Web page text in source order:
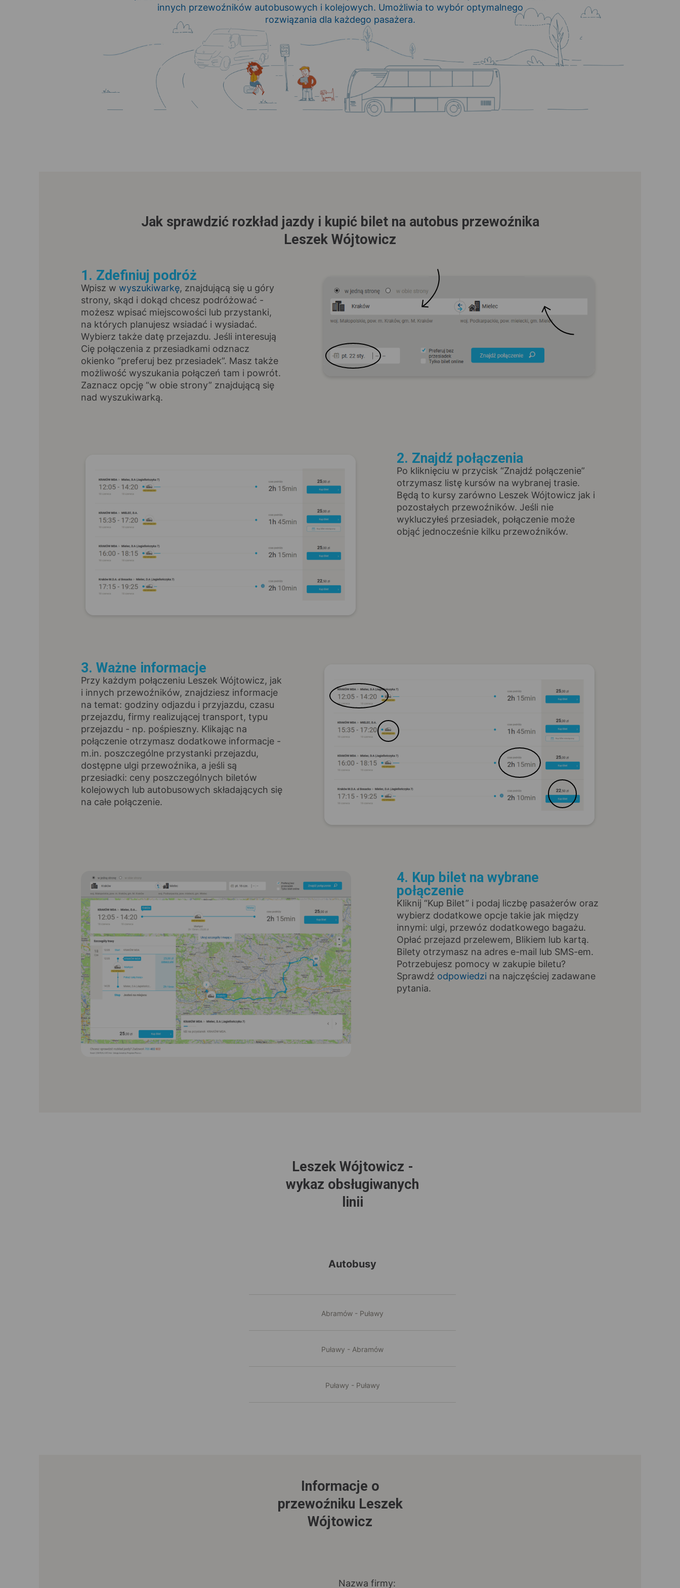
innych przewoźników autobusowych i kolejowych. Umożliwia to wybór optymalnego
rozwiązania dla każdego pasażera.
Jak sprawdzić rozkład jazdy i kupić bilet na autobus przewoźnika
Leszek Wójtowicz
1. Zdefiniuj podróż
Wpisz w wyszukiwarkę, znajdującą się u góry
strony, skąd i dokąd chcesz podróżować -
możesz wpisać miejscowości lub przystanki,
na których planujesz wsiadać i wysiadać.
Wybierz także datę przejazdu. Jeśli interesują
Cię połączenia z przesiadkami odznacz
okienko “preferuj bez przesiadek”. Masz także
możliwość wyszukania połączeń tam i powrót.
Zaznacz opcję “w obie strony” znajdującą się
nad wyszukiwarką.
2. Znajdź połączenia
Po kliknięciu w przycisk “Znajdź połączenie”
otrzymasz listę kursów na wybranej trasie.
Będą to kursy zarówno Leszek Wójtowicz jak i
pozostałych przewoźników. Jeśli nie
wykluczyłeś przesiadek, połączenie może
objąć jednocześnie kilku przewoźników.
3. Ważne informacje
Przy każdym połączeniu Leszek Wójtowicz, jak
i innych przewoźników, znajdziesz informacje
na temat: godziny odjazdu i przyjazdu, czasu
przejazdu, firmy realizującej transport, typu
przejazdu - np. pośpieszny. Klikając na
połączenie otrzymasz dodatkowe informacje -
m.in. poszczególne przystanki przejazdu,
dostępne ulgi przewoźnika, a jeśli są
przesiadki: ceny poszczególnych biletów
kolejowych lub autobusowych składających się
na całe połączenie.
4. Kup bilet na wybrane
połączenie
Kliknij “Kup Bilet” i podaj liczbę pasażerów oraz
wybierz dodatkowe opcje takie jak między
innymi: ulgi, przewóz dodatkowego bagażu.
Opłać przejazd przelewem, Blikiem lub kartą.
Bilety otrzymasz na adres e-mail lub SMS-em.
Potrzebujesz pomocy w zakupie biletu?
Sprawdź odpowiedzi na najczęściej zadawane
pytania.
Leszek Wójtowicz -
wykaz obsługiwanych
linii
Autobusy
Abramów - Puławy
Puławy - Abramów
Puławy - Puławy
Informacje o
przewoźniku Leszek
Wójtowicz
Nazwa firmy: